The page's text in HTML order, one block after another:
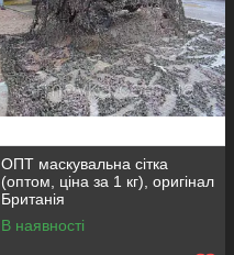
ОПТ маскувальна сітка
(оптом, ціна за 1 кг), оригінал
Британія
В наявності